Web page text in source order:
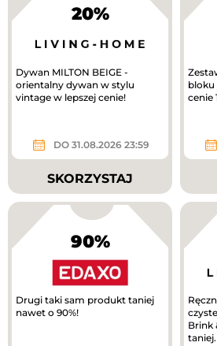
20%
Dywan MILTON BEIGE -
orientalny dywan w stylu
vintage w lepszej cenie!
DO 31.08.2026 23:59
SKORZYSTAJ
bloku
cenie
90%
Drugi taki sam produkt taniej
nawet o 90%!
Brink
taniej.